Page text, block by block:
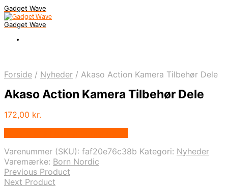
Gadget Wave
Gadget Wave
Forside / Nyheder / Akaso Action Kamera Tilbehør Dele
Akaso Action Kamera Tilbehør Dele
172,00 kr.
Varenummer (SKU): faf20e76c38b Kategori: Nyheder
Varemærke: Born Nordic
Previous Product
Next Product